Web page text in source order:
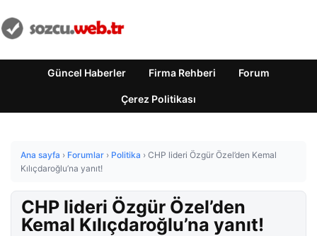
Güncel Haberler Firma Rehberi Forum
Çerez Politikası
Ana sayfa › Forumlar › Politika › CHP lideri Özgür Özel’den Kemal
Kılıçdaroğlu’na yanıt!
CHP lideri Özgür Özel’den
Kemal Kılıçdaroğlu’na yanıt!